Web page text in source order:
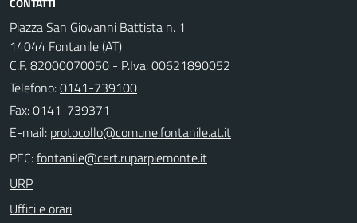
Piazza San Giovanni Battista n. 1
14044 Fontanile (AT)
C.F. 82000070050 - P.Iva: 00621890052
Telefono:0141-739100
Fax: 0141-739371
E-mail:
PEC:
URP
Uffici e orari